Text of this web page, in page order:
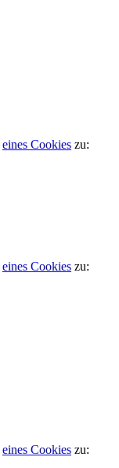
eines Cookies zu:
eines Cookies zu:
eines Cookies zu: